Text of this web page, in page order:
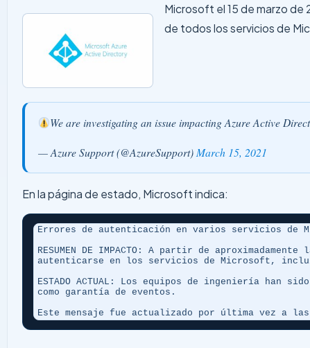
Microsoft el 15 de marzo de
de todos los servicios de
We are investigating an issue impacting Azure Active
— Azure Support (@AzureSupport) March 15, 2021
En la página de estado, Microsoft indica:
Errores de autenticación en varios servicios de
RESUMEN DE IMPACTO: A partir de
autenticarse en los servicios de Microsoft,
ESTADO ACTUAL: Los equipos de ingeniería han
como garantía de eventos.
Este mensaje fue actualizado por última vez a las